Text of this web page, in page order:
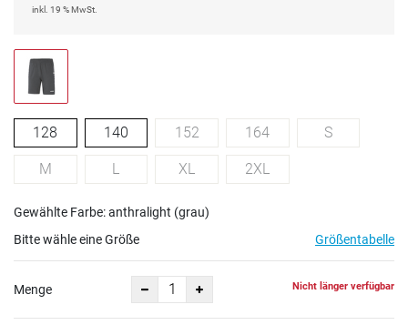
inkl. 19 % MwSt.
128 140 152 164 S
M L XL 2XL
Gewählte Farbe: anthralight (grau)
Bitte wähle eine Größe
Größentabelle
Menge Nicht länger verfügbar